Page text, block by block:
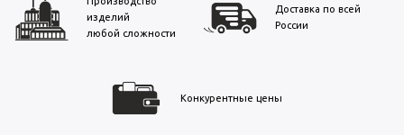
изделий
любой сложности
Доставка по всей
России
Конкурентные цены